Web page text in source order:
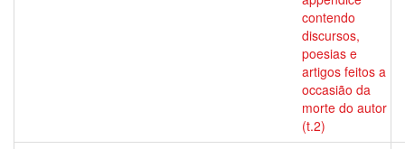
contendo
discursos,
poesias e
artigos feitos a
occasião da
morte do autor
(t.2)